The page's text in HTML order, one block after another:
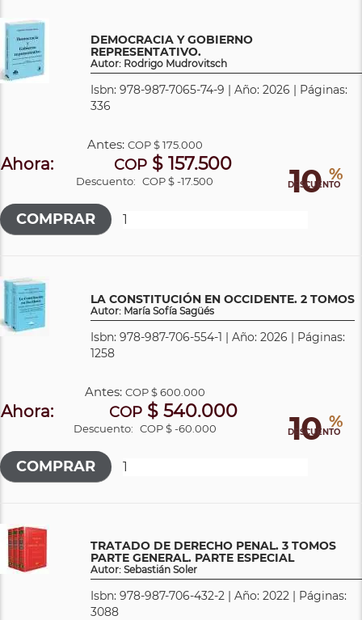
DEMOCRACIA Y GOBIERNO
REPRESENTATIVO.
Autor: Rodrigo Mudrovitsch
Isbn: 978-987-7065-74-9 | Año: 2026 | Páginas:
336
10 %
DESCUENTO
Antes: COP$ 175.000
Ahora: COP $ 157.500
Descuento: COP $ -17.500
LA CONSTITUCIÓN EN OCCIDENTE. 2 TOMOS
Autor: María Sofía Sagüés
Isbn: 978-987-706-554-1 | Año: 2026 | Páginas:
1258
10 %
DESCUENTO
Antes: COP$ 600.000
Ahora: COP$ 540.000
Descuento: COP $ -60.000
TRATADO DE DERECHO PENAL. 3 TOMOS
PARTE GENERAL. PARTE ESPECIAL
Autor: Sebastián Soler
Isbn: 978-987-706-432-2 | Año: 2022 | Páginas:
3088